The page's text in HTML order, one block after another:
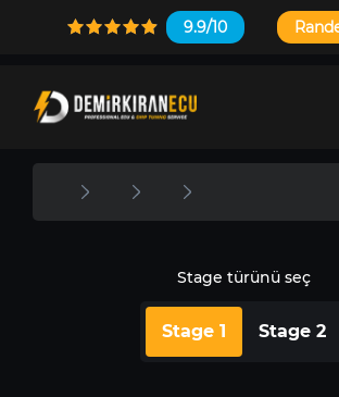
9.9/10
Stage türünü seç
Stage 1 Stage 2